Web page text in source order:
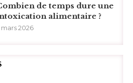
de temps dure une
alimentaire ?
mars 2026